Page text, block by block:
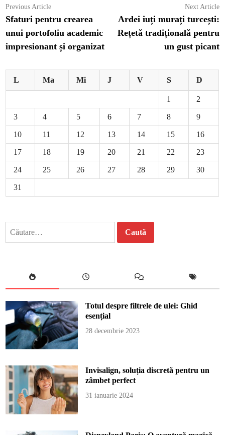
Navigare
în
articole
Previous ArticlePrevious
article:
Sfaturi pentru crearea
unui portofoliu academic
impresionant și organizat
Next Article
Ardei iuți murați turcești:
Rețetă tradițională pentru
un gust picant
L Ma Mi J V S D
1 2
3 4 5 6 7 8 9
10 11 12 13 14 15 16
17 18 19 20 21 22 23
24 25 26 27 28 29 30
31
Totul despre filtrele de ulei: Ghid
esențial
28 decembrie 2023
Invisalign, soluția discretă pentru un
zâmbet perfect
31 ianuarie 2024